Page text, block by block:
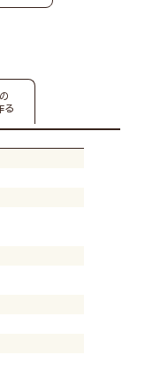
える景色が心
を選びまし
したのです
187cm×丈
る